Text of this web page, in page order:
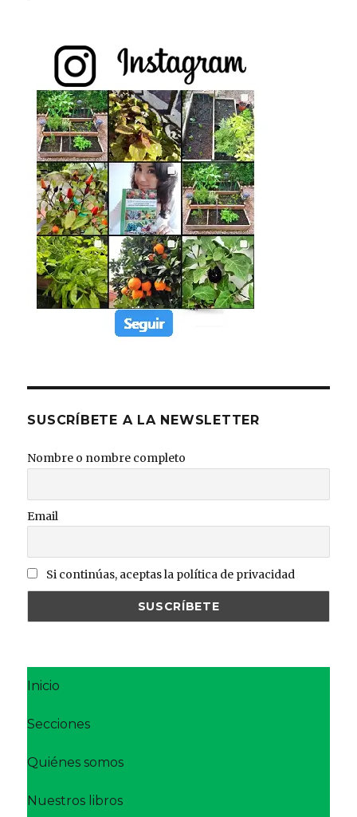
SUSCRÍBETE A LA NEWSLETTER
Nombre o nombre completo
Email
Si continúas, aceptas la política de privacidad
Inicio
Secciones
Quiénes somos
Nuestros libros